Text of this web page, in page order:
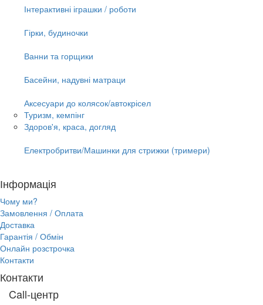
Інтерактивні іграшки / роботи
Гірки, будиночки
Ванни та горщики
Басейни, надувні матраци
Аксесуари до колясок/автокрісел
Туризм, кемпінг
Здоров'я, краса, догляд
Електробритви/Машинки для стрижки (тримери)
Інформація
Чому ми?
Замовлення / Оплата
Доставка
Гарантія / Обмін
Онлайн розстрочка
Контакти
Контакти
Call-центр